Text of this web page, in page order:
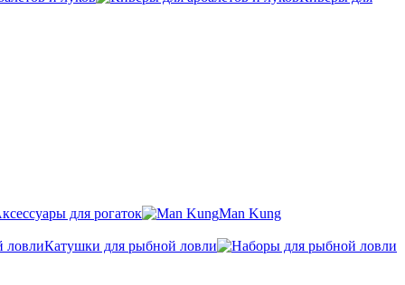
для рогаток
Man Kung
Катушки для рыбной ловли